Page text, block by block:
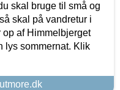
skal bruge til små og
skal på vandretur i
op af Himmelbjerget
lys sommernat. Klik